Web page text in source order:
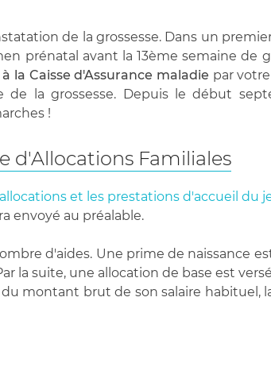
de la grossesse. Dans un
prénatal avant la 13ème semaine de
la Caisse d'Assurance maladie par
la grossesse. Depuis le début
!
d'Allocations Familiales
allocations et les prestations d'accueil du
envoyé au préalable.
d'aides. Une prime de naissance
la suite, une allocation de base est
montant brut de son salaire habituel,